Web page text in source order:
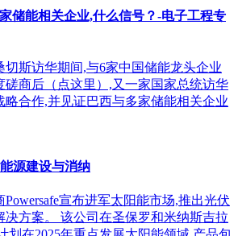
储能相关企业,什么信号？-电子工程专
切斯访华期间,与6家中国储能龙头企业
磋商后（点这里）,又一家国家总统访华
略合作,并见证巴西与多家储能相关企业
源建设与消纳
Powersafe宣布进军太阳能市场,推出光伏
决方案。 该公司在圣保罗和米纳斯吉拉